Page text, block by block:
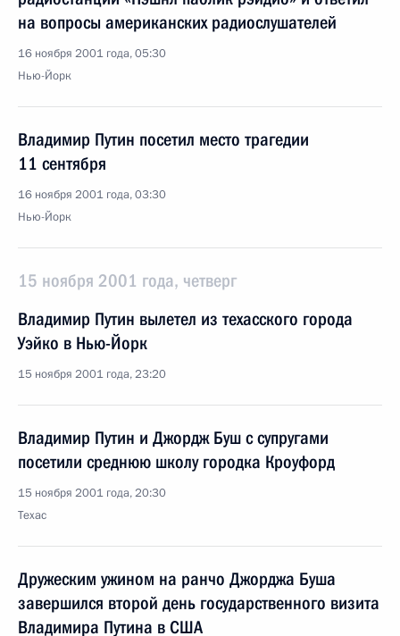
на вопросы американских радиослушателей
16 ноября 2001 года, 05:30
Нью-Йорк
Владимир Путин посетил место трагедии
11 сентября
16 ноября 2001 года, 03:30
Нью-Йорк
15 ноября 2001 года, четверг
Владимир Путин вылетел из техасского города
Уэйко в Нью-Йорк
15 ноября 2001 года, 23:20
Владимир Путин и Джордж Буш с супругами
посетили среднюю школу городка Кроуфорд
15 ноября 2001 года, 20:30
Техас
Дружеским ужином на ранчо Джорджа Буша
завершился второй день государственного визита
Владимира Путина в США